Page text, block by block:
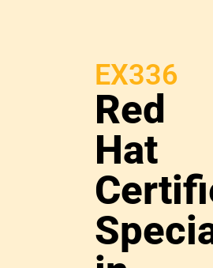
EX336
Red
Hat